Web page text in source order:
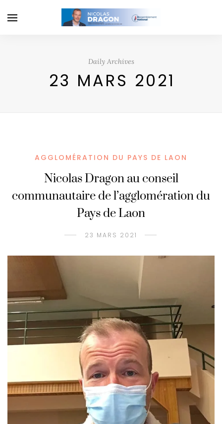
Daily Archives
23 MARS 2021
AGGLOMÉRATION DU PAYS DE LAON
Nicolas Dragon au conseil
communautaire de l’agglomération du
Pays de Laon
23 MARS 2021